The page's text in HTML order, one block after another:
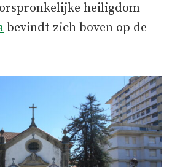
heiligdom
bevindt zich boven op de